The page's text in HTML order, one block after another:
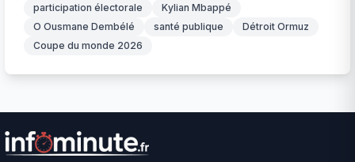
participation électorale
Kylian Mbappé
O Ousmane Dembélé
santé publique
Détroit Ormuz
Coupe du monde 2026